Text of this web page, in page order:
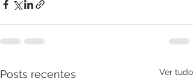
Posts recentes Ver tudo